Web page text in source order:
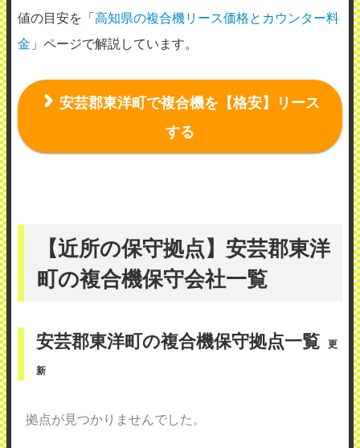
値の目安を「高知県の複合機リース価格とカウンター料
金 」ページで解説しています。
安芸郡東洋町で複合機を【格安】リース
する
【近所の保守拠点】安芸郡東洋
町の複合機保守会社一覧
安芸郡東洋町の複合機保守拠点一覧 更
新
拠点が見つかりませんでした。